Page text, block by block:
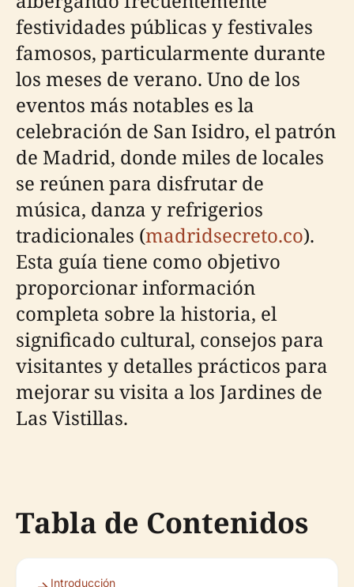
festividades públicas y festivales
famosos, particularmente durante
los meses de verano. Uno de los
eventos más notables es la
celebración de San Isidro, el patrón
de Madrid, donde miles de locales
se reúnen para disfrutar de
música, danza y refrigerios
tradicionales (madridsecreto.co).
Esta guía tiene como objetivo
proporcionar información
completa sobre la historia, el
significado cultural, consejos para
visitantes y detalles prácticos para
mejorar su visita a los Jardines de
Las Vistillas.
Tabla de Contenidos
Introducción